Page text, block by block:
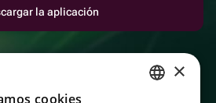
la aplicación
9, sala 2/3 ×
cookies